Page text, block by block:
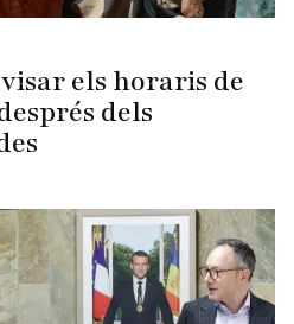
els horaris de
dels